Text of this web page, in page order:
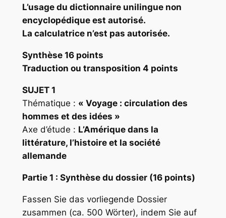
L’usage du dictionnaire unilingue non
encyclopédique est autorisé.
La calculatrice n’est pas autorisée.
Synthèse 16 points
Traduction ou transposition 4 points
SUJET 1
Thématique : « Voyage : circulation des
hommes et des idées »
Axe d’étude : L’Amérique dans la
littérature, l’histoire et la société
allemande
Partie 1 : Synthèse du dossier (16 points)
Fassen Sie das vorliegende Dossier
zusammen (ca. 500 Wörter), indem Sie auf